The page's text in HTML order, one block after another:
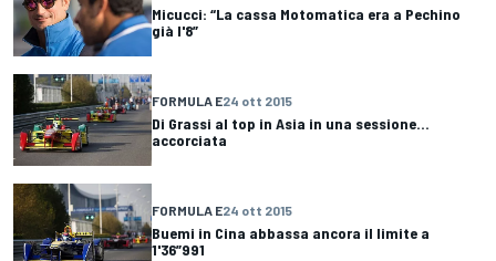
Micucci: “La cassa Motomatica era a Pechino
già l'8”
FORMULA E24 ott 2015
Di Grassi al top in Asia in una sessione…
accorciata
FORMULA E24 ott 2015
Buemi in Cina abbassa ancora il limite a
1'36”991